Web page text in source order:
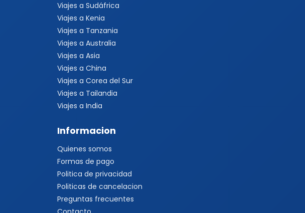
Viajes a Sudáfrica
Viajes a Kenia
Viajes a Tanzania
Viajes a Australia
Viajes a Asia
Viajes a China
Viajes a Corea del Sur
Viajes a Tailandia
Viajes a India
Informacion
Quienes somos
Formas de pago
Politica de privacidad
Politicas de cancelacion
Preguntas frecuentes